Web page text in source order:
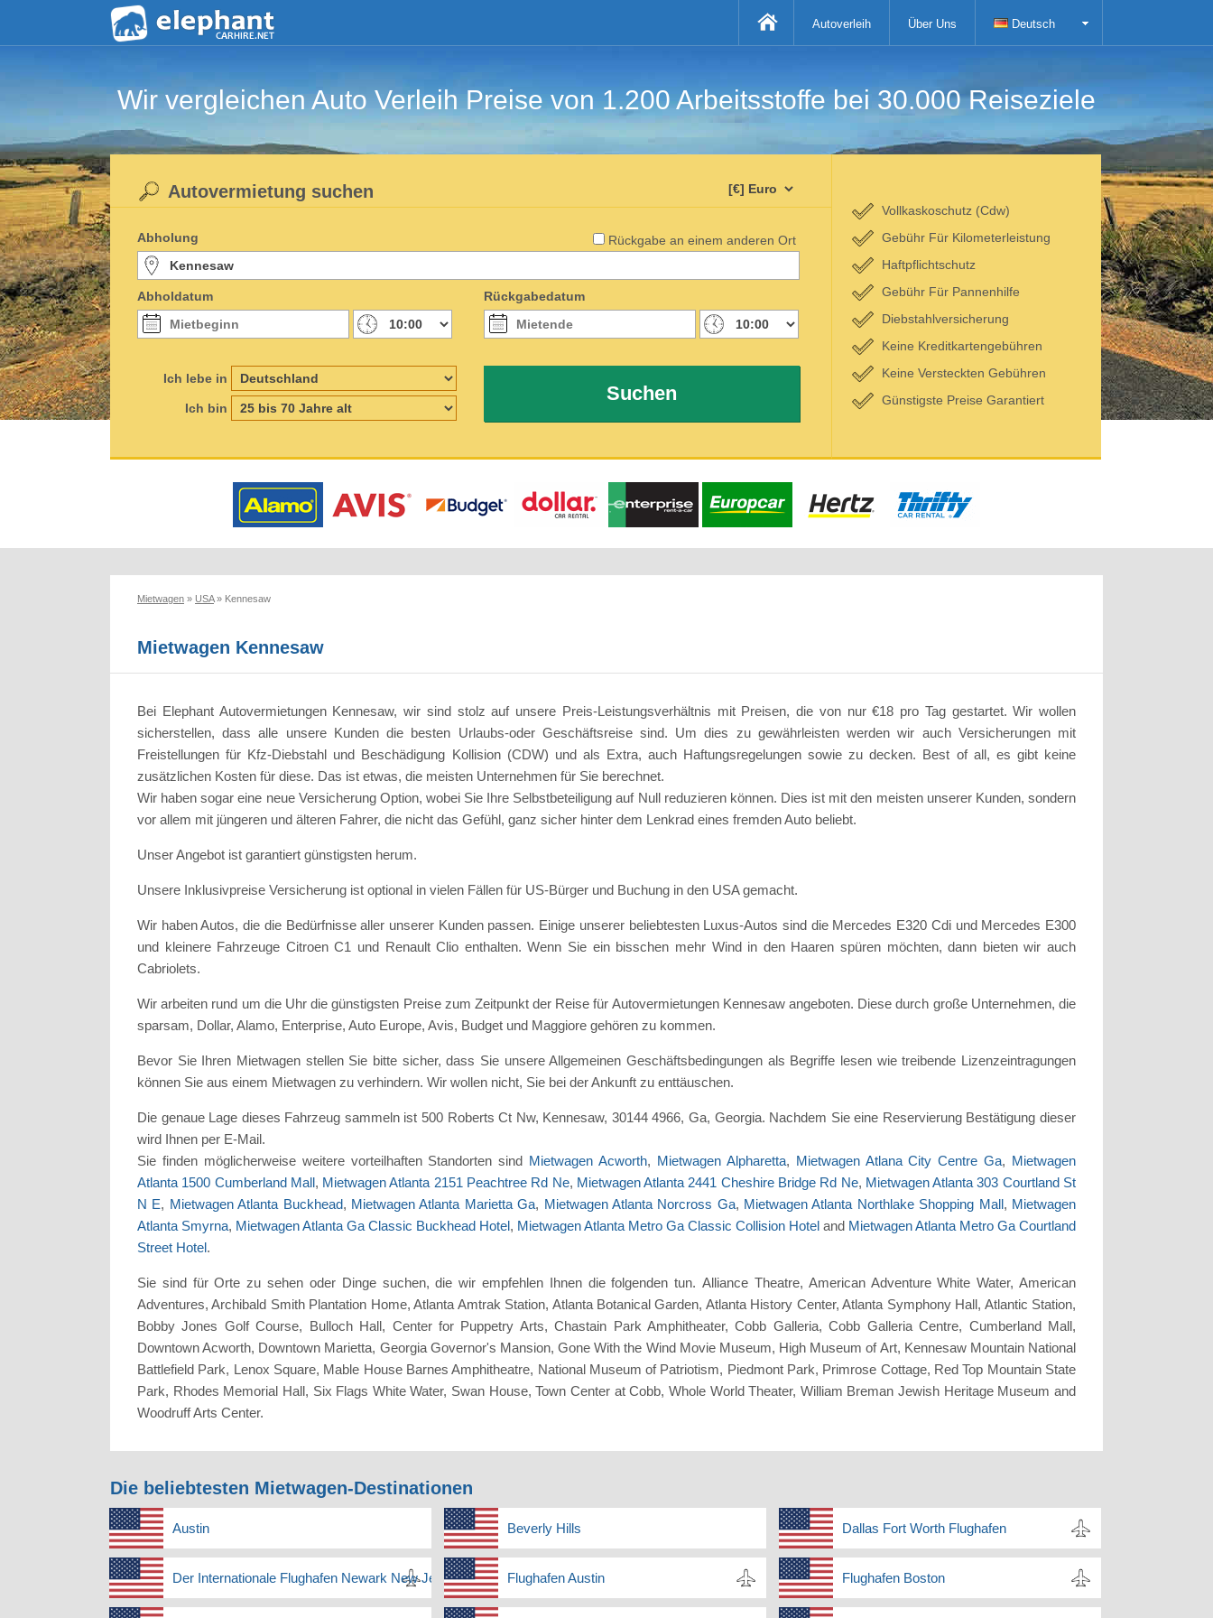
Autoverleih Über Uns Deutsch
Wir vergleichen Auto Verleih Preise von 1.200 Arbeitsstoffe bei 30.000 Reiseziele
Rückgabe an einem anderen Ort
Autovermietung suchen
Abholung
Abholdatum Rückgabedatum
Ich lebe in
Ich bin
Suchen
Vollkaskoschutz (Cdw)
Gebühr Für Kilometerleistung
Haftpflichtschutz
Gebühr Für Pannenhilfe
Diebstahlversicherung
Keine Kreditkartengebühren
Keine Versteckten Gebühren
Günstigste Preise Garantiert
Mietwagen » USA» Kennesaw
Mietwagen Kennesaw
Bei Elephant Autovermietungen Kennesaw, wir sind stolz auf unsere Preis-Leistungsverhältnis mit Preisen, die von nur €18 pro Tag gestartet. Wir wollen
sicherstellen, dass alle unsere Kunden die besten Urlaubs-oder Geschäftsreise sind. Um dies zu gewährleisten werden wir auch Versicherungen mit
Freistellungen für Kfz-Diebstahl und Beschädigung Kollision (CDW) und als Extra, auch Haftungsregelungen sowie zu decken. Best of all, es gibt keine
zusätzlichen Kosten für diese. Das ist etwas, die meisten Unternehmen für Sie berechnet.
Wir haben sogar eine neue Versicherung Option, wobei Sie Ihre Selbstbeteiligung auf Null reduzieren können. Dies ist mit den meisten unserer Kunden, sondern
vor allem mit jüngeren und älteren Fahrer, die nicht das Gefühl, ganz sicher hinter dem Lenkrad eines fremden Auto beliebt.
Unser Angebot ist garantiert günstigsten herum.
Unsere Inklusivpreise Versicherung ist optional in vielen Fällen für US-Bürger und Buchung in den USA gemacht.
Wir haben Autos, die die Bedürfnisse aller unserer Kunden passen. Einige unserer beliebtesten Luxus-Autos sind die Mercedes E320 Cdi und Mercedes E300
und kleinere Fahrzeuge Citroen C1 und Renault Clio enthalten. Wenn Sie ein bisschen mehr Wind in den Haaren spüren möchten, dann bieten wir auch
Cabriolets.
Wir arbeiten rund um die Uhr die günstigsten Preise zum Zeitpunkt der Reise für Autovermietungen Kennesaw angeboten. Diese durch große Unternehmen, die
sparsam, Dollar, Alamo, Enterprise, Auto Europe, Avis, Budget und Maggiore gehören zu kommen.
Bevor Sie Ihren Mietwagen stellen Sie bitte sicher, dass Sie unsere Allgemeinen Geschäftsbedingungen als Begriffe lesen wie treibende Lizenzeintragungen
können Sie aus einem Mietwagen zu verhindern. Wir wollen nicht, Sie bei der Ankunft zu enttäuschen.
Die genaue Lage dieses Fahrzeug sammeln ist 500 Roberts Ct Nw, Kennesaw, 30144 4966, Ga, Georgia. Nachdem Sie eine Reservierung Bestätigung dieser
wird Ihnen per E-Mail.
Sie finden möglicherweise weitere vorteilhaften Standorten sind Mietwagen Acworth, Mietwagen Alpharetta, Mietwagen Atlana City Centre Ga, Mietwagen
Atlanta 1500 Cumberland Mall, Mietwagen Atlanta 2151 Peachtree Rd Ne, Mietwagen Atlanta 2441 Cheshire Bridge Rd Ne, Mietwagen Atlanta 303 Courtland St
N E, Mietwagen Atlanta Buckhead, Mietwagen Atlanta Marietta Ga, Mietwagen Atlanta Norcross Ga, Mietwagen Atlanta Northlake Shopping Mall, Mietwagen
Atlanta Smyrna, Mietwagen Atlanta Ga Classic Buckhead Hotel, Mietwagen Atlanta Metro Ga Classic Collision Hotel and Mietwagen Atlanta Metro Ga Courtland
Street Hotel.
Sie sind für Orte zu sehen oder Dinge suchen, die wir empfehlen Ihnen die folgenden tun. Alliance Theatre, American Adventure White Water, American
Adventures, Archibald Smith Plantation Home, Atlanta Amtrak Station, Atlanta Botanical Garden, Atlanta History Center, Atlanta Symphony Hall, Atlantic Station,
Bobby Jones Golf Course, Bulloch Hall, Center for Puppetry Arts, Chastain Park Amphitheater, Cobb Galleria, Cobb Galleria Centre, Cumberland Mall,
Downtown Acworth, Downtown Marietta, Georgia Governor's Mansion, Gone With the Wind Movie Museum, High Museum of Art, Kennesaw Mountain National
Battlefield Park, Lenox Square, Mable House Barnes Amphitheatre, National Museum of Patriotism, Piedmont Park, Primrose Cottage, Red Top Mountain State
Park, Rhodes Memorial Hall, Six Flags White Water, Swan House, Town Center at Cobb, Whole World Theater, William Breman Jewish Heritage Museum and
Woodruff Arts Center.
Die beliebtesten Mietwagen-Destinationen
Austin Beverly Hills Dallas Fort Worth Flughafen
Der Internationale Flughafen Newark New Jersey Flughafen Austin Flughafen Boston